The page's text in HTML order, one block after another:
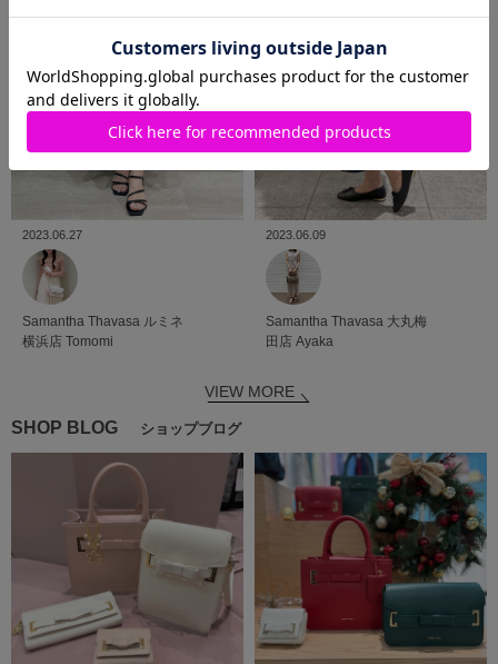
2023.06.27
Samantha Thavasa ルミネ
横浜店 Tomomi
2023.06.09
Samantha Thavasa 大丸梅
田店 Ayaka
VIEW MORE
SHOP BLOG ショップブログ